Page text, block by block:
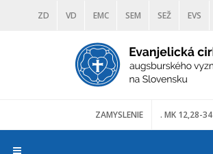
ZD VD EMC SEM SEŽ EVS
DIAKONIA ŠKOLY TRANOSCIUS
ZAMYSLENIE . MK 12,28-34